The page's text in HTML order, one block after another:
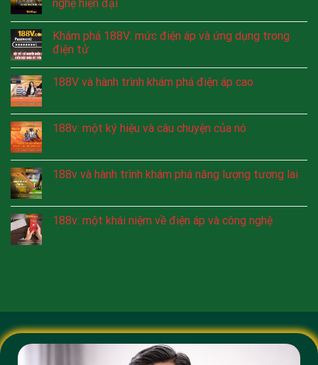
nghệ hiện đại
Khám phá 188V: mức điện áp và ứng dụng trong
điện tử
188V và hành trình khám phá điện áp cao
188v: một ký hiệu và câu chuyện của nó
188v và hành trình khám phá năng lượng tương lai
188v: một khái niệm về điện áp và công nghệ